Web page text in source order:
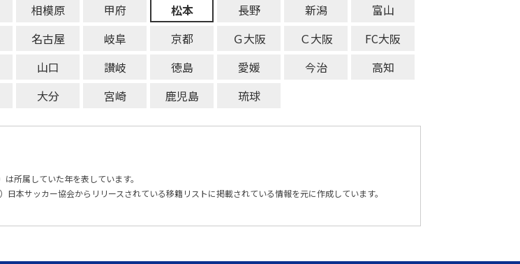
相模原 甲府 松本 長野 新潟
富山
名古屋 岐阜 京都 Ｇ大阪 Ｃ大阪
FC大阪
山口 讃岐 徳島 愛媛 今治
高知
大分 宮崎 鹿児島 琉球
所属していた年を表しています。
本サッカー協会からリリースされている移籍リストに掲載されている情報を元に作成しています。